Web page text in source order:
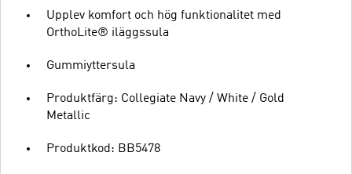
Upplev komfort och hög funktionalitet med
OrthoLite® iläggssula
Gummiyttersula
Produktfärg: Collegiate Navy / White / Gold
Metallic
Produktkod: BB5478